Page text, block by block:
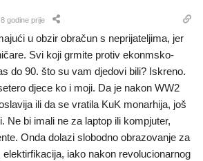
8 godine prije
u obzir obračun s neprijateljima, jer
Svi koji grmite protiv ekonmsko-
do 90. što su vam djedovi bili? Iskreno.
djece ko i moji. Da je nakon WW2
ili da se vratila KuK monarhija, još
Ne bi imali ne za laptop ili kompjuter,
Onda dolazi slobodno obrazovanje za
iako nakon revolucionarnog